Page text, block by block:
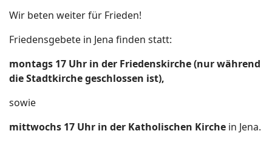
Wir beten weiter für Frieden!
Friedensgebete in Jena finden statt:
montags 17 Uhr in der Friedenskirche (nur während
die Stadtkirche geschlossen ist),
sowie
mittwochs 17 Uhr in der Katholischen Kirche in Jena.